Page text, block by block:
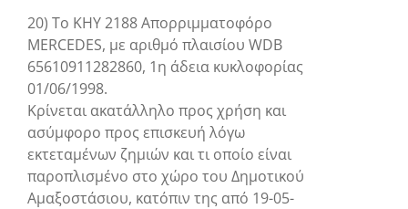
20) Το ΚΗΥ 2188 Απορριμματοφόρο
MERCEDES, με αριθμό πλαισίου WDB
65610911282860, 1η άδεια κυκλοφορίας
01/06/1998.
Κρίνεται ακατάλληλο προς χρήση και
ασύμφορο προς επισκευή λόγω
εκτεταμένων ζημιών και τι οποίο είναι
παροπλισμένο στο χώρο του Δημοτικού
Αμαξοστάσιου, κατόπιν της από 19-05-